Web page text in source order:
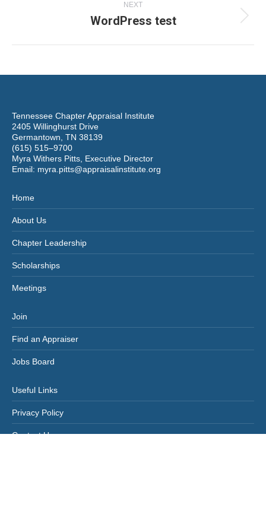
NEXT
Next
WordPress test
Tennessee Chapter Appraisal Institute
2405 Willinghurst Drive
Germantown, TN 38139
(615) 515–9700
Myra Withers Pitts, Executive Director
Email: myra.pitts@appraisalinstitute.org
Home
About Us
Chapter Leadership
Scholarships
Meetings
Join
Find an Appraiser
Jobs Board
Useful Links
Privacy Policy
Contact Us